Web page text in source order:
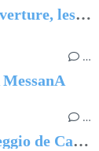
Et toi, c'est quoi ta question ? la couverture, les thèmes
…
…
Enquête à Cittanova, Province de Reggio de Calabre